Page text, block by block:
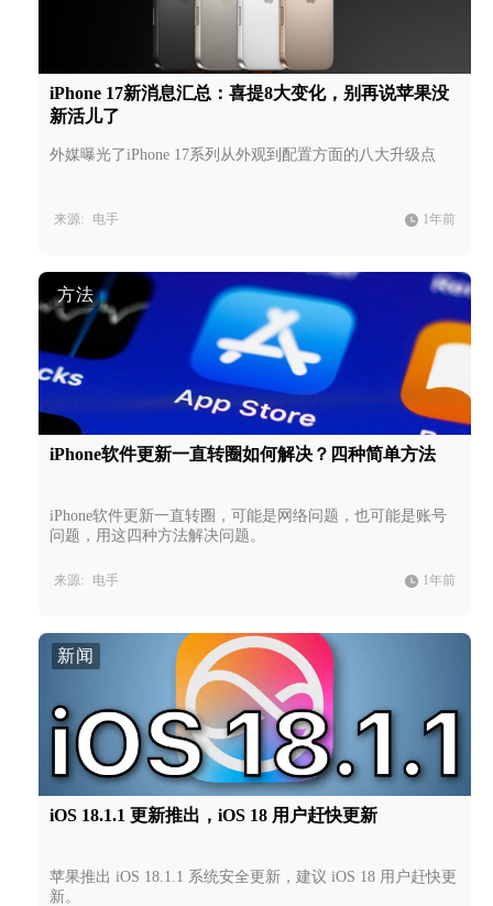
iPhone 17新消息汇总：喜提8大变化，别再说苹果没
新活儿了
外媒曝光了iPhone 17系列从外观到配置方面的八大升级点
来源: 电手 1年前
方法
iPhone软件更新一直转圈如何解决？四种简单方法
iPhone软件更新一直转圈，可能是网络问题，也可能是账号
问题，用这四种方法解决问题。
来源: 电手 1年前
新闻
iOS 18.1.1 更新推出，iOS 18 用户赶快更新
苹果推出 iOS 18.1.1 系统安全更新，建议 iOS 18 用户赶快更
新。